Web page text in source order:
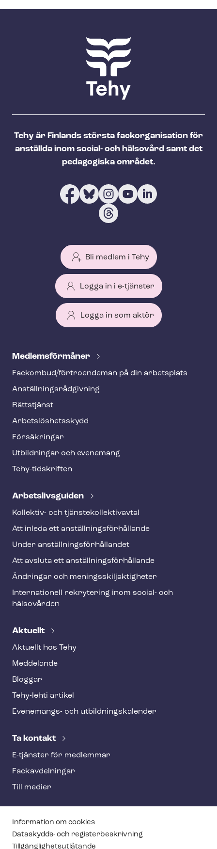
Tehy är Finlands största fackorganisation för
anställda inom social- och hälsovård samt det
pedagogiska området.
Bli medlem i Tehy
Logga in i e-tjänster
Logga in som aktör
e
f
o
o
t
e
Med­lems­för­må­ner
Fackombud/förtroendeman på din arbetsplats
An­ställ­nings­råd­giv­ning
Rättstjänst
Ar­bets­lös­hets­skydd
Försäkringar
Utbildningar och evenemang
Tehy-​tidskriften
Ar­bets­livs­gui­den
Kollektiv- och tjäns­te­kol­lek­tivav­tal
Att inleda ett an­ställ­nings­för­hål­lan­de
Under an­ställ­nings­för­hål­lan­det
Att avsluta ett an­ställ­nings­för­hål­lan­de
Ändringar och me­nings­skilj­ak­tig­he­ter
Internationell rekrytering inom social- och
hälsovården
Aktuellt
Aktuellt hos Tehy
Meddelande
Bloggar
Tehy-lehti artikel
Evenemangs- och ut­bild­nings­ka­len­der
Ta kontakt
E-tjänster för medlemmar
Fackav­del­ning­ar
Till medier
T
e
Information om cookies
Dataskydds- och re­gis­ter­be­skriv­ning
Till­gäng­lig­hets­ut­lå­tan­de